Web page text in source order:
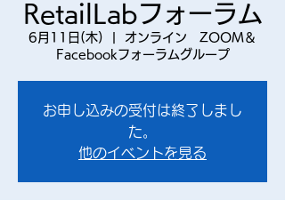
RetailLabフォーラム
6月11日(木)
オンライン ZOOM＆
Facebookフォーラムグループ
お申し込みの受付は終了しまし
た。
他のイベントを見る